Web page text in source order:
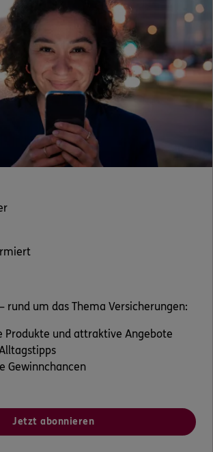
Produkte und attraktive Angebote
Gewinnchancen